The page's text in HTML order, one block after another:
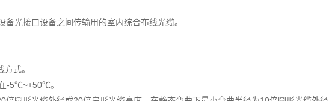
光接口设备之间传输用的室内综合布线光缆。
式。
-5℃~+50℃。